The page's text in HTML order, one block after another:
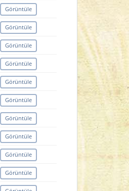
Görüntüle
Görüntüle
Görüntüle
Görüntüle
Görüntüle
Görüntüle
Görüntüle
Görüntüle
Görüntüle
Görüntüle